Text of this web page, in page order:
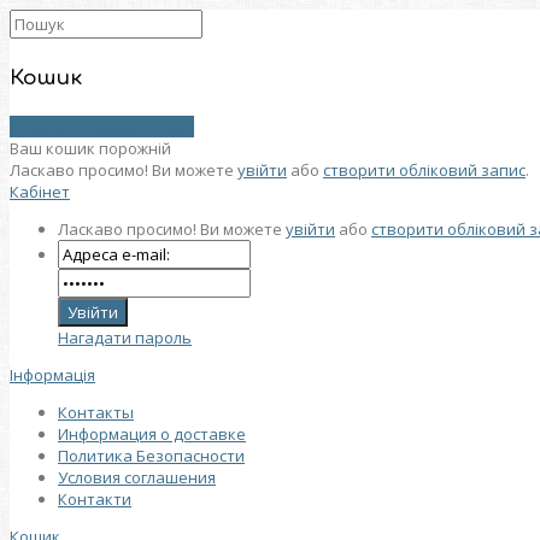
Кошик
Ваш кошик порожній
Ласкаво просимо! Ви можете увійти або створити обліковий запис.
Кабінет
Ласкаво просимо! Ви можете увійти або створити обліковий
Нагадати пароль
Інформація
Контакты
Информация о доставке
Политика Безопасности
Условия соглашения
Контакти